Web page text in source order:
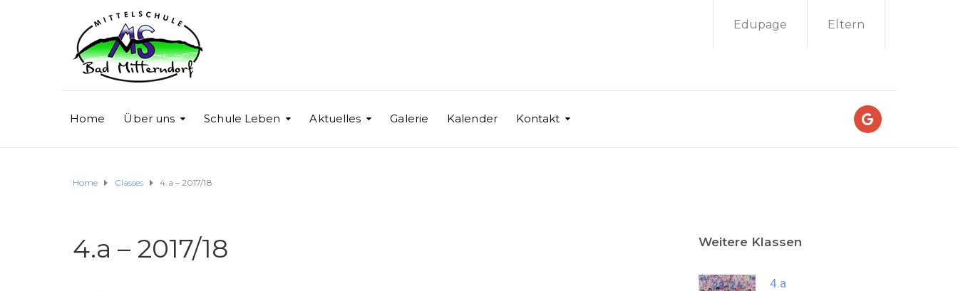
Edupage Eltern
Home Über uns Schule Leben Aktuelles Galerie Kalender Kontakt
Home Classes 4.a – 2017/18
4.a – 2017/18 Weitere Klassen
4.a